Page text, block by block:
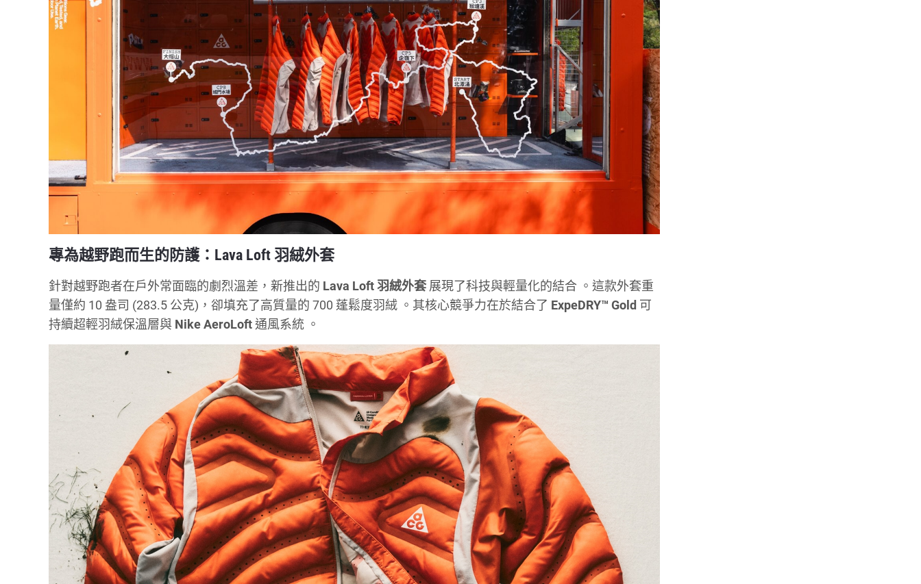
專為越野跑而生的防護：Lava Loft 羽絨外套
針對越野跑者在戶外常面臨的劇烈溫差，新推出的 Lava Loft 羽絨外套 展現了科技與輕量化的結合 。這款外套重
量僅約 10 盎司 (283.5 公克)，卻填充了高質量的 700 蓬鬆度羽絨 。其核心競爭力在於結合了 ExpeDRY™ Gold 可
持續超輕羽絨保溫層與 Nike AeroLoft通風系統 。